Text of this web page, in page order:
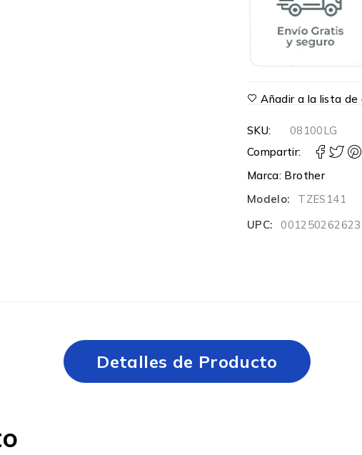
Añadir a la lista de
SKU:
08100LG
Compartir:
Marca: Brother
Modelo:
TZES141
UPC:
Detalles de Producto